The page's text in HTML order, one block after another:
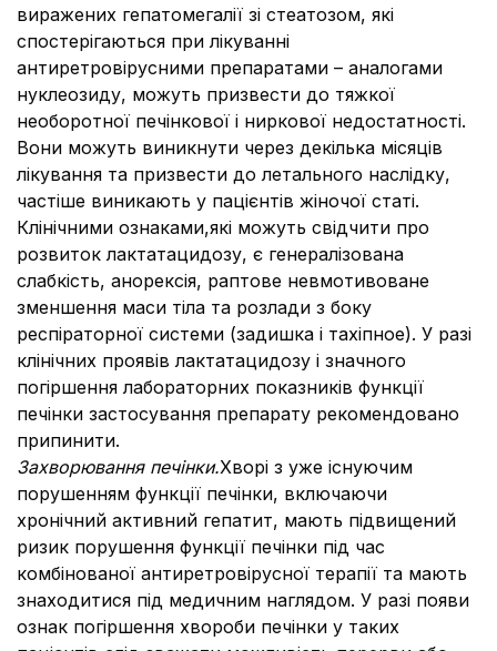
виражених гепатомегалії зі стеатозом, які
спостерігаються при лікуванні
антиретровірусними препаратами – аналогами
нуклеозиду, можуть призвести до тяжкої
необоротної печінкової і ниркової недостатності.
Вони можуть виникнути через декілька місяців
лікування та призвести до летального наслідку,
частіше виникають у пацієнтів жіночої статі.
Клінічними ознаками,які можуть свідчити про
розвиток лактатацидозу, є генералізована
слабкість, анорексія, раптове невмотивоване
зменшення маси тіла та розлади з боку
респіраторної системи (задишка і тахіпное). У разі
клінічних проявів лактатацидозу і значного
погіршення лабораторних показників функції
печінки застосування препарату рекомендовано
припинити.
Захворювання печінки.Хворі з уже існуючим
порушенням функції печінки, включаючи
хронічний активний гепатит, мають підвищений
ризик порушення функції печінки під час
комбінованої антиретровірусної терапії та мають
знаходитися під медичним наглядом. У разі появи
ознак погіршення хвороби печінки у таких